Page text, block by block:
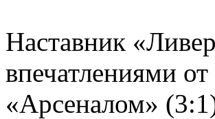
Наставник
впечатлениями
«Арсеналом»